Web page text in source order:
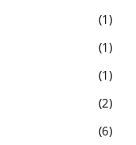
1
1
1
2
6